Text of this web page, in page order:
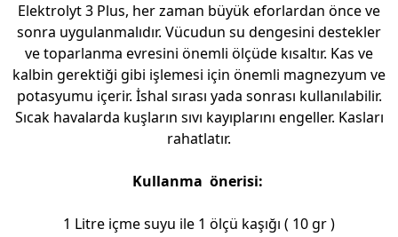
Elektrolyt 3 Plus, her zaman büyük eforlardan önce ve
sonra uygulanmalıdır. Vücudun su dengesini destekler
ve toparlanma evresini önemli ölçüde kısaltır. Kas ve
kalbin gerektiği gibi işlemesi için önemli magnezyum ve
potasyumu içerir. İshal sırası yada sonrası kullanılabilir.
Sıcak havalarda kuşların sıvı kayıplarını engeller. Kasları
rahatlatır.
Kullanma önerisi:
1 Litre içme suyu ile 1 ölçü kaşığı ( 10 gr )